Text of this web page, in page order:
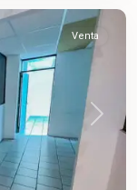
Next
Venta